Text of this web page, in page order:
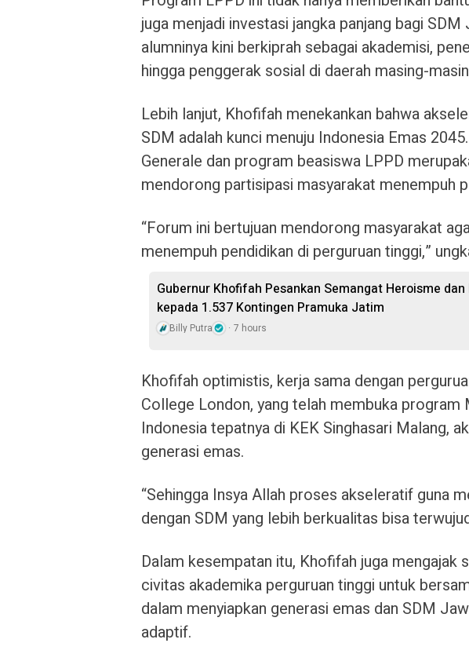
juga menjadi investasi jangka panjang bagi SDM
alumninya kini berkiprah sebagai akademisi,
hingga penggerak sosial di daerah masing-
Lebih lanjut, Khofifah menekankan bahwa
SDM adalah kunci menuju Indonesia Emas
Generale dan program beasiswa LPPD
mendorong partisipasi masyarakat menempuh
“Forum ini bertujuan mendorong masyarakat
menempuh pendidikan di perguruan tinggi,”
Gubernur Khofifah Pesankan Semangat Heroisme
kepada 1.537 Kontingen Pramuka Jatim
Billy Putra 7 hours
Khofifah optimistis, kerja sama dengan
College London, yang telah membuka program
Indonesia tepatnya di KEK Singhasari Malang,
generasi emas.
“Sehingga Insya Allah proses akseleratif guna
dengan SDM yang lebih berkualitas bisa
Dalam kesempatan itu, Khofifah juga mengajak
civitas akademika perguruan tinggi untuk
dalam menyiapkan generasi emas dan SDM
adaptif.